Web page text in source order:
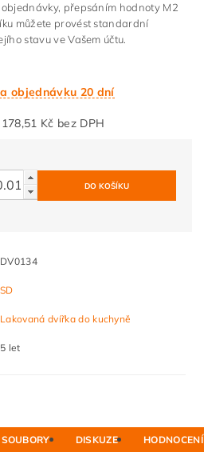
přepsáním hodnoty M2
můžete provést standardní
stavu ve Vašem účtu.
objednávku 20 dní
4 178,51 Kč bez DPH
DV0134
SD
Lakovaná dvířka do kuchyně
5 let
SOUBORY DISKUZE HODNOCENÍ